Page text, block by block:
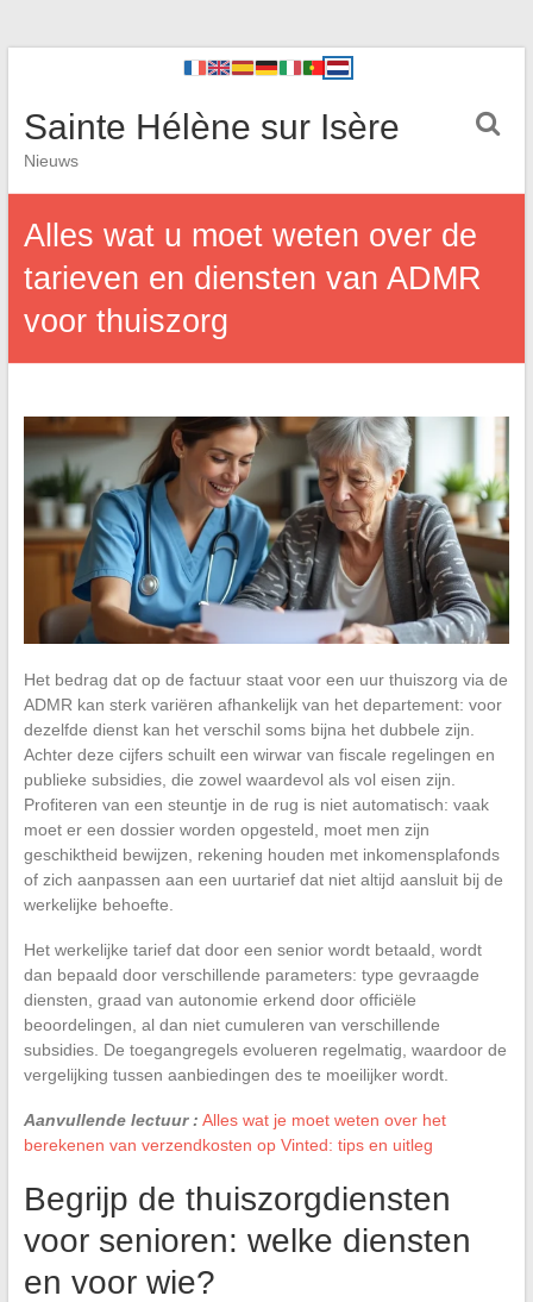
Sainte Hélène sur Isère
Nieuws
Alles wat u moet weten over de
tarieven en diensten van ADMR
voor thuiszorg
Het bedrag dat op de factuur staat voor een uur thuiszorg via de
ADMR kan sterk variëren afhankelijk van het departement: voor
dezelfde dienst kan het verschil soms bijna het dubbele zijn.
Achter deze cijfers schuilt een wirwar van fiscale regelingen en
publieke subsidies, die zowel waardevol als vol eisen zijn.
Profiteren van een steuntje in de rug is niet automatisch: vaak
moet er een dossier worden opgesteld, moet men zijn
geschiktheid bewijzen, rekening houden met inkomensplafonds
of zich aanpassen aan een uurtarief dat niet altijd aansluit bij de
werkelijke behoefte.
Het werkelijke tarief dat door een senior wordt betaald, wordt
dan bepaald door verschillende parameters: type gevraagde
diensten, graad van autonomie erkend door officiële
beoordelingen, al dan niet cumuleren van verschillende
subsidies. De toegangregels evolueren regelmatig, waardoor de
vergelijking tussen aanbiedingen des te moeilijker wordt.
Aanvullende lectuur : Alles wat je moet weten over het
berekenen van verzendkosten op Vinted: tips en uitleg
Begrijp de thuiszorgdiensten
voor senioren: welke diensten
en voor wie?